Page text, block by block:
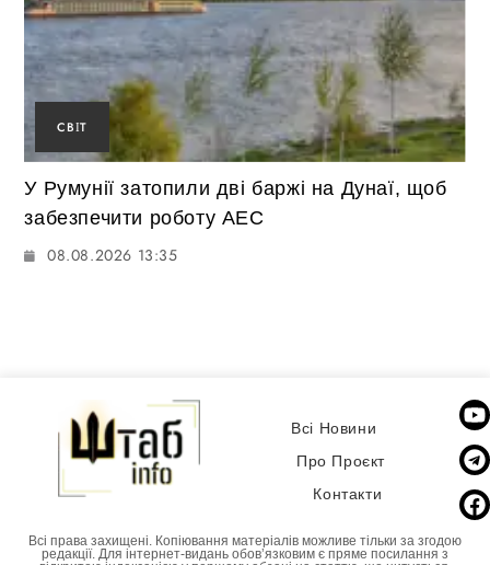
СВІТ
У Румунії затопили дві баржі на Дунаї, щоб
забезпечити роботу АЕС
08.08.2026 13:35
Всі Новини
Про Проєкт
Контакти
Всі права захищені. Копіювання матеріалів можливе тільки за згодою
редакції. Для інтернет-видань обовʼязковим є пряме посилання з